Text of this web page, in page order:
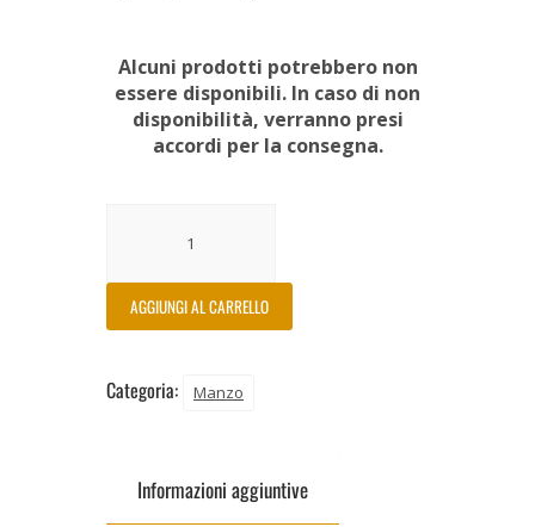
Alcuni prodotti potrebbero non
essere disponibili. In caso di non
disponibilità, verranno presi
accordi per la consegna.
AGGIUNGI AL CARRELLO
Categoria: Manzo
Informazioni aggiuntive